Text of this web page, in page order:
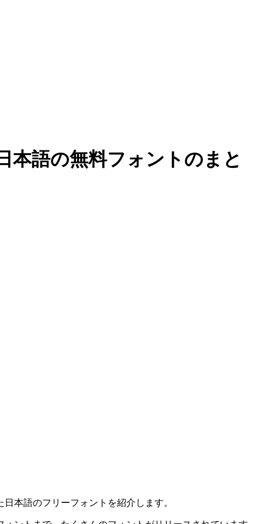
本語の無料フォントのまと
本語のフリーフォントを紹介します。